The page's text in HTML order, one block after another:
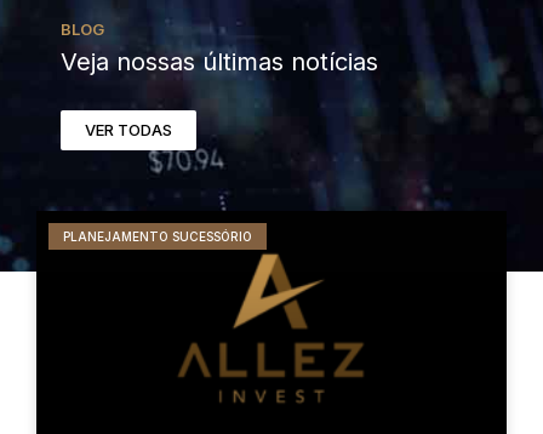
BLOG
Veja nossas últimas notícias
VER TODAS
PLANEJAMENTO SUCESSÓRIO